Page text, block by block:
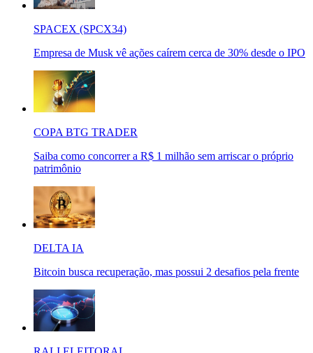
SPACEX (SPCX34)
Empresa de Musk vê ações caírem cerca de 30% desde o IPO
COPA BTG TRADER
Saiba como concorrer a R$ 1 milhão sem arriscar o próprio
patrimônio
DELTA IA
Bitcoin busca recuperação, mas possui 2 desafios pela frente